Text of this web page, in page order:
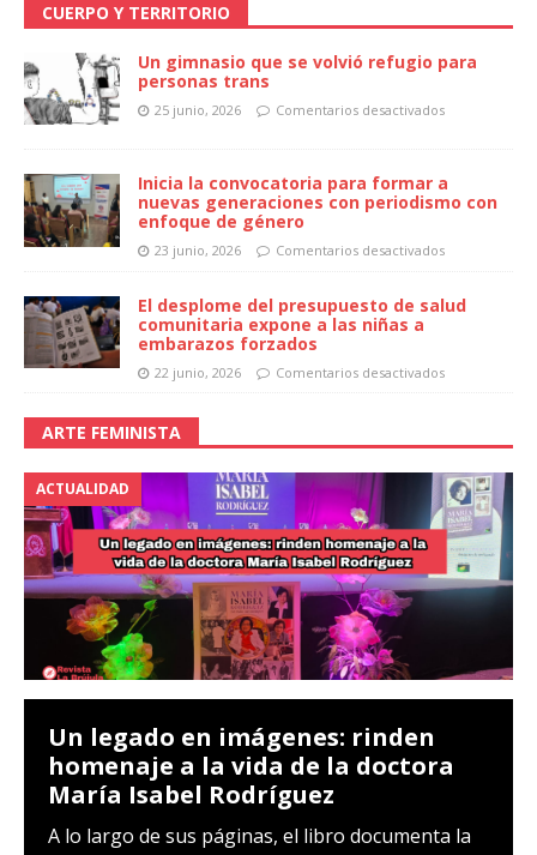
CUERPO Y TERRITORIO
Un gimnasio que se volvió refugio para
personas trans
25 junio, 2026 Comentarios desactivados
Inicia la convocatoria para formar a
nuevas generaciones con periodismo con
enfoque de género
23 junio, 2026 Comentarios desactivados
El desplome del presupuesto de salud
comunitaria expone a las niñas a
embarazos forzados
22 junio, 2026 Comentarios desactivados
ARTE FEMINISTA
ACTUALIDAD
Un legado en imágenes: rinden
homenaje a la vida de la doctora
María Isabel Rodríguez
A lo largo de sus páginas, el libro documenta la